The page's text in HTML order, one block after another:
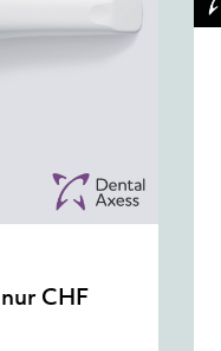
CHF